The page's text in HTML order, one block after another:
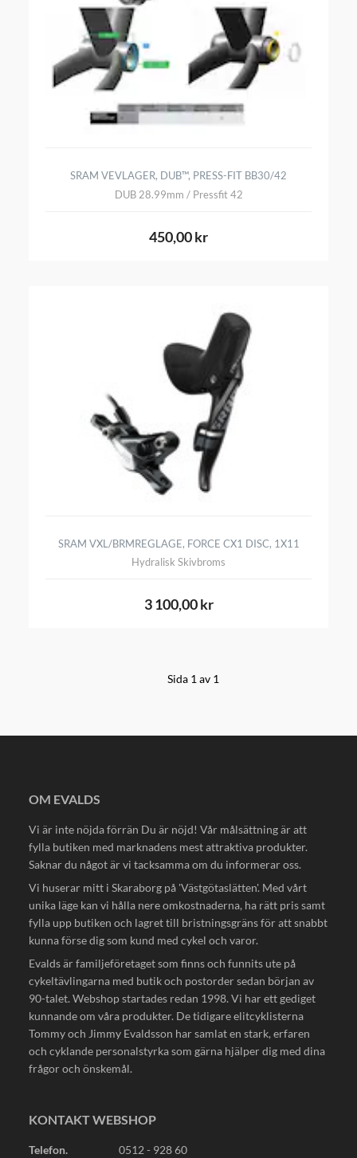
SRAM VEVLAGER, DUB™, PRESS-FIT BB30/42
DUB 28.99mm / Pressfit 42
450,00 kr
SRAM VXL/BRMREGLAGE, FORCE CX1 DISC, 1X11
Hydralisk Skivbroms
3 100,00 kr
Sida 1 av 1
OM EVALDS
Vi är inte nöjda förrän Du är nöjd! Vår målsättning är att
fylla butiken med marknadens mest attraktiva produkter.
Saknar du något är vi tacksamma om du informerar oss.
Vi huserar mitt i Skaraborg på 'Västgötaslätten'. Med vårt
unika läge kan vi hålla nere omkostnaderna, ha rätt pris samt
fylla upp butiken och lagret till bristningsgräns för att snabbt
kunna förse dig som kund med cykel och varor.
Evalds är familjeföretaget som finns och funnits ute på
cykeltävlingarna med butik och postorder sedan början av
90-talet. Webshop startades redan 1998. Vi har ett gediget
kunnande om våra produkter. De tidigare elitcyklisterna
Tommy och Jimmy Evaldsson har samlat en stark, erfaren
och cyklande personalstyrka som gärna hjälper dig med dina
frågor och önskemål.
KONTAKT WEBSHOP
Telefon. 0512 - 928 60